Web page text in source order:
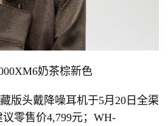
奶茶棕新色
版头戴降噪耳机于5月20日全渠
零售价4,799元；WH-